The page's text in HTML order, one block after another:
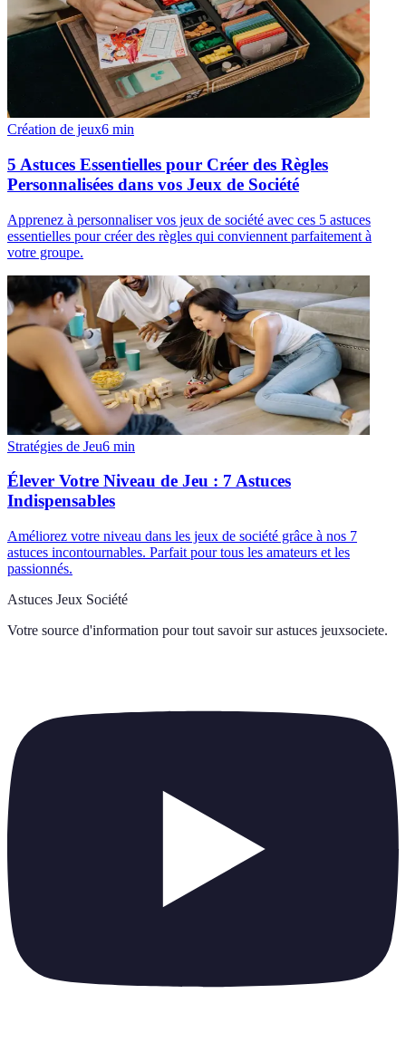
Création de jeux6 min
5 Astuces Essentielles pour Créer des Règles
Personnalisées dans vos Jeux de Société
Apprenez à personnaliser vos jeux de société avec ces 5 astuces
essentielles pour créer des règles qui conviennent parfaitement à
votre groupe.
Stratégies de Jeu6 min
Élever Votre Niveau de Jeu : 7 Astuces
Indispensables
Améliorez votre niveau dans les jeux de société grâce à nos 7
astuces incontournables. Parfait pour tous les amateurs et les
passionnés.
Astuces Jeux Société
Votre source d'information pour tout savoir sur astuces jeuxsociete.